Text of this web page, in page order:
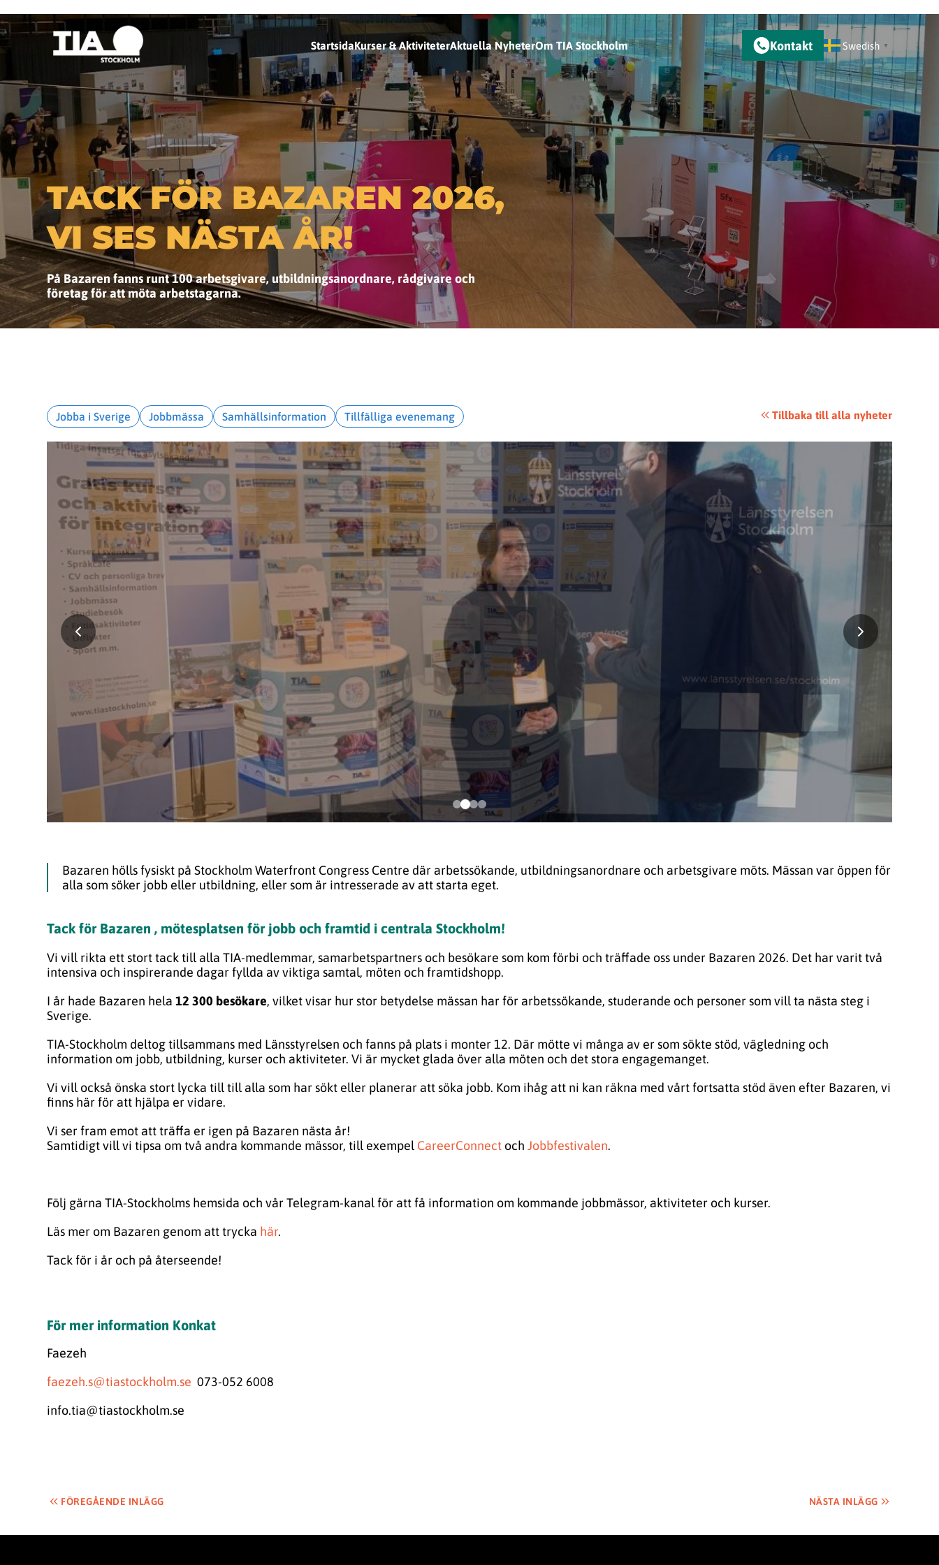
StartsidaKurser & AktiviteterAktuella NyheterOm TIA Stockholm Kontakt Swedish ▼
TACK FÖR BAZAREN 2026,
VI SES NÄSTA ÅR!
På Bazaren fanns runt 100 arbetsgivare, utbildningsanordnare, rådgivare och
företag för att möta arbetstagarna.
Jobba i Sverige Jobbmässa Samhällsinformation Tillfälliga evenemang Tillbaka till alla nyheter
Bazaren hölls fysiskt på Stockholm Waterfront Congress Centre där arbetssökande, utbildningsanordnare och arbetsgivare möts. Mässan var öppen för
alla som söker jobb eller utbildning, eller som är intresserade av att starta eget.
Tack för Bazaren , mötesplatsen för jobb och framtid i centrala Stockholm!
Vi vill rikta ett stort tack till alla TIA-medlemmar, samarbetspartners och besökare som kom förbi och träffade oss under Bazaren 2026. Det har varit två
intensiva och inspirerande dagar fyllda av viktiga samtal, möten och framtidshopp.
I år hade Bazaren hela12 300 besökare, vilket visar hur stor betydelse mässan har för arbetssökande, studerande och personer som vill ta nästa steg i
Sverige.
TIA-Stockholm deltog tillsammans med Länsstyrelsen och fanns på plats i monter 12. Där mötte vi många av er som sökte stöd, vägledning och
information om jobb, utbildning, kurser och aktiviteter. Vi är mycket glada över alla möten och det stora engagemanget.
Vi vill också önska stort lycka till till alla som har sökt eller planerar att söka jobb. Kom ihåg att ni kan räkna med vårt fortsatta stöd även efter Bazaren, vi
finns här för att hjälpa er vidare.
Vi ser fram emot att träffa er igen på Bazaren nästa år!
Samtidigt vill vi tipsa om två andra kommande mässor, till exempel CareerConnect ochJobbfestivalen.
Följ gärna TIA-Stockholms hemsida och vår Telegram-kanal för att få information om kommande jobbmässor, aktiviteter och kurser.
Läs mer om Bazaren genom att trycka här.
Tack för i år och på återseende!
För mer information Konkat
Faezeh
faezeh.s@tiastockholm.se 073-052 6008
info.tia@tiastockholm.se
FÖREGÅENDE INLÄGG NÄSTA INLÄGG